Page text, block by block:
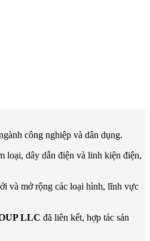
công nghiệp và dân dụng.
loại, dây dẫn điện và linh kiện điện,
và mở rộng các loại hình, lĩnh vực
LLC đã liên kết, hợp tác sản